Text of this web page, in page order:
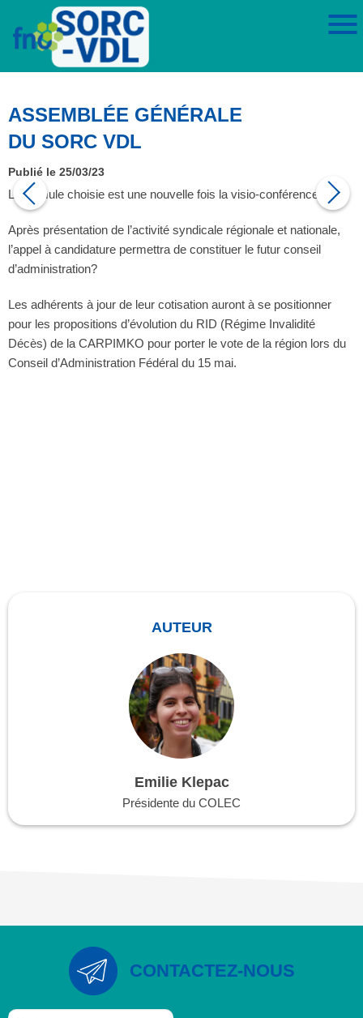
ASSEMBLÉE GÉNÉRALE
DU SORC VDL
Publié le 25/03/23
La formule choisie est une nouvelle fois la visio-conférence.
Après présentation de l’activité syndicale régionale et nationale,
l’appel à candidature permettra de constituer le futur conseil
d’administration?
Les adhérents à jour de leur cotisation auront à se positionner
pour les propositions d’évolution du RID (Régime Invalidité
Décès) de la CARPIMKO pour porter le vote de la région lors du
Conseil d’Administration Fédéral du 15 mai.
AUTEUR
Emilie Klepac
Présidente du COLEC
CONTACTEZ-NOUS